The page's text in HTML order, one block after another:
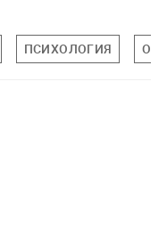
ПСИХОЛОГИЯ